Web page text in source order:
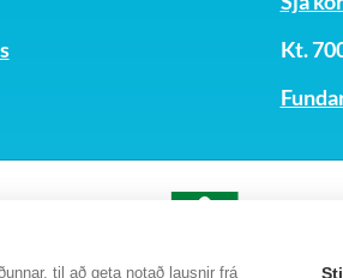
til að geta notað lausnir frá
Kt.